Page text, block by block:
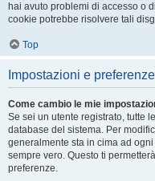
hai avuto problemi di accesso o
cookie potrebbe risolvere tali
Top
Impostazioni e
Come cambio le mie
Se sei un utente registrato, tutte
database del sistema. Per
generalmente sta in cima ad
sempre vero. Questo ti
preferenze.